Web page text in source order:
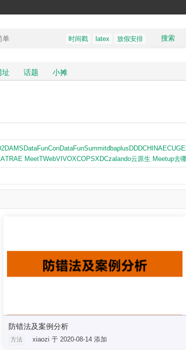
搜索
时间戳 latex 放假安排
址 话题 小摊
DAMS DataFunConDataFunSummitdbaplus DDDCHINAECUG
TRAE MeetTWebVIVOXCOPSXDCzalando云原生 Meetup去
防错法及案例分析
方法 xiaozi 于 2020-08-14 添加